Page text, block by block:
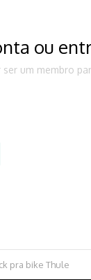
ou
ser um membro
pra bike Thule